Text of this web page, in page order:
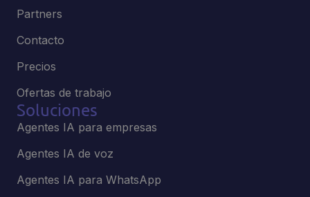
Partners
Contacto
Precios
Ofertas de trabajo
Soluciones
Agentes IA para empresas
Agentes IA de voz
Agentes IA para WhatsApp